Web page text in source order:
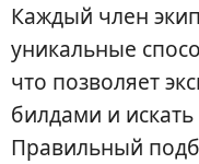
Каждый член
уникальные
что позволяет
билдами и
Правильный